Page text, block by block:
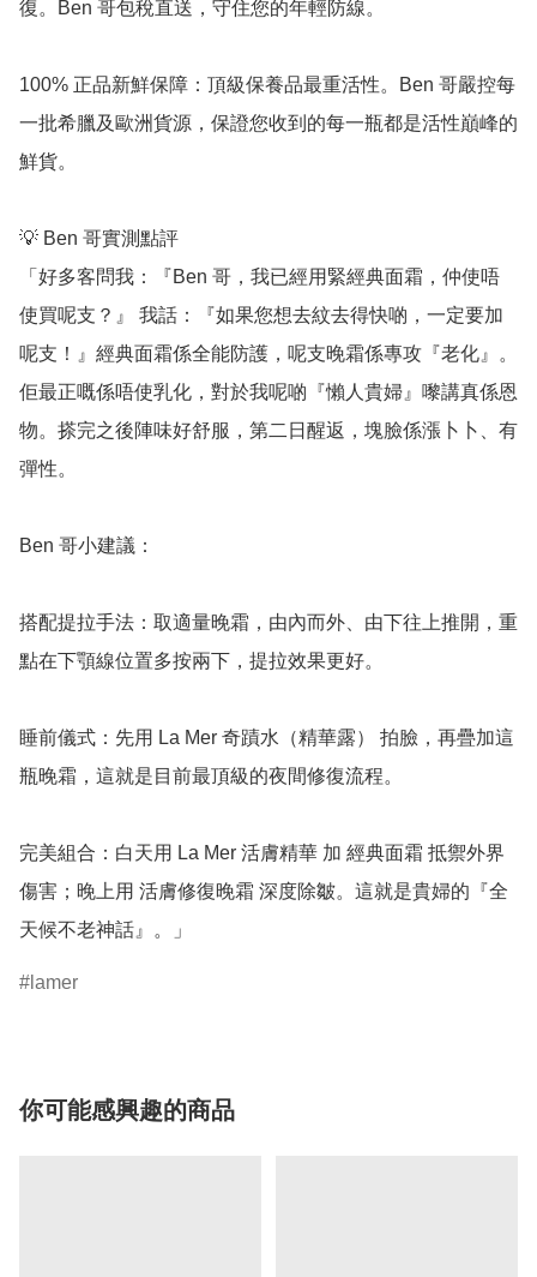
復。Ben 哥包稅直送，守住您的年輕防線。
100% 正品新鮮保障：頂級保養品最重活性。Ben 哥嚴控每
一批希臘及歐洲貨源，保證您收到的每一瓶都是活性巔峰的
鮮貨。
💡 Ben 哥實測點評
「好多客問我：『Ben 哥，我已經用緊經典面霜，仲使唔
使買呢支？』 我話：『如果您想去紋去得快啲，一定要加
呢支！』經典面霜係全能防護，呢支晚霜係專攻『老化』。
佢最正嘅係唔使乳化，對於我呢啲『懶人貴婦』嚟講真係恩
物。搽完之後陣味好舒服，第二日醒返，塊臉係漲卜卜、有
彈性。
Ben 哥小建議：
搭配提拉手法：取適量晚霜，由內而外、由下往上推開，重
點在下顎線位置多按兩下，提拉效果更好。
睡前儀式：先用 La Mer 奇蹟水（精華露） 拍臉，再疊加這
瓶晚霜，這就是目前最頂級的夜間修復流程。
完美組合：白天用 La Mer 活膚精華 加 經典面霜 抵禦外界
傷害；晚上用 活膚修復晚霜 深度除皺。這就是貴婦的『全
天候不老神話』。」
lamer
你可能感興趣的商品